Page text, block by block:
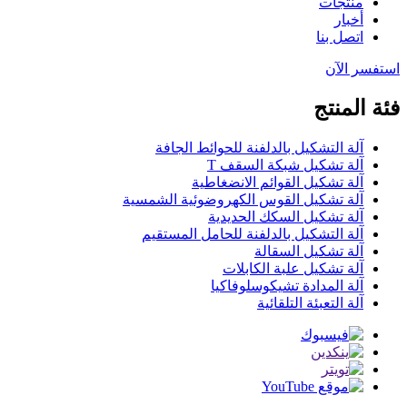
أخبار
اتصل بنا
استفسر الآن
فئة المنتج
آلة التشكيل بالدلفنة للحوائط الجافة
آلة تشكيل شبكة السقف T
آلة تشكيل القوائم الانضغاطية
آلة تشكيل القوس الكهروضوئية الشمسية
آلة تشكيل السكك الحديدية
آلة التشكيل بالدلفنة للحامل المستقيم
آلة تشكيل السقالة
آلة تشكيل علبة الكابلات
آلة المدادة تشيكوسلوفاكيا
آلة التعبئة التلقائية